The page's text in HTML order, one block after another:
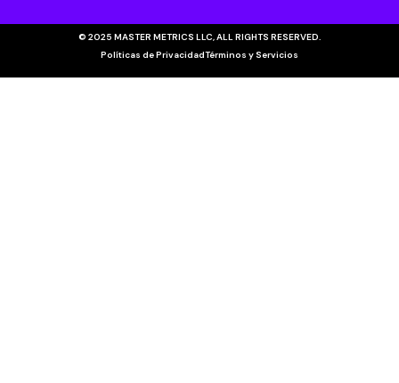
© 2025 MASTER METRICS LLC, ALL RIGHTS RESERVED.
Políticas de PrivacidadTérminos y Servicios